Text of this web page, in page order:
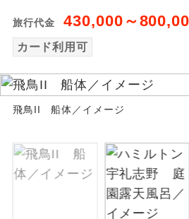
旅行代金 430,000～
カード利用可
飛鳥II 船体／イメージ
世界遺産
ユネスコに登
絶景 絶景スポット
温泉 温泉地にも宿泊
露天風呂
ご宿泊ホテル
ご宿泊ホテル